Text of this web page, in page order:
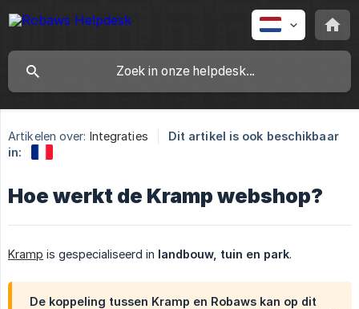
Artikelen over: Integraties
Dit artikel is ook beschikbaar
in:
Hoe werkt de Kramp webshop?
Kramp is gespecialiseerd in landbouw, tuin en park.
De koppeling tussen Kramp en Robaws kan op dit